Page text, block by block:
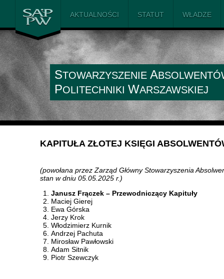
SAiP PW
AKTUALNOŚCI STATUT WŁADZE
STOWARZYSZENIE A
POLITECHNIKI WARSZAWSKIEJ
KAPITUŁA ZŁOTEJ KSIĘGI
(powołana przez Zarząd Główny Stowarzyszenia
stan w dniu 05.05.2025 r.)
Janusz Frączek – Przewodniczący Kapituły
Maciej Gierej
Ewa Górska
Jerzy Krok
Włodzimierz Kurnik
Andrzej Pachuta
Mirosław Pawłowski
Adam Sitnik
Piotr Szewczyk